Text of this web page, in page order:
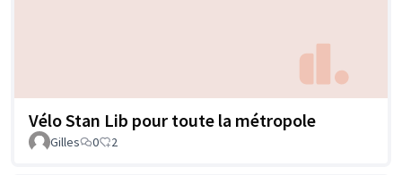
Vélo Stan Lib pour toute la métropole
Gilles 0 2